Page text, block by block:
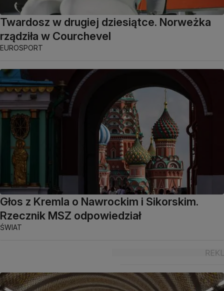
Twardosz w drugiej dziesiątce. Norweżka
rządziła w Courchevel
EUROSPORT
Głos z Kremla o Nawrockim i Sikorskim.
Rzecznik MSZ odpowiedział
ŚWIAT